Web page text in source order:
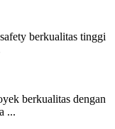
berkualitas tinggi
berkualitas dengan
...